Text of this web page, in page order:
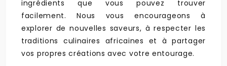
ingrédients que vous pouvez trouver
facilement. Nous vous encourageons à
explorer de nouvelles saveurs, à respecter les
traditions culinaires africaines et à partager
vos propres créations avec votre entourage.